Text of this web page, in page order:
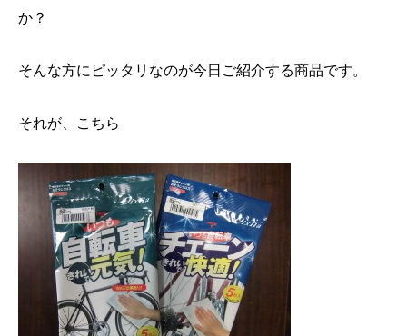
か？
そんな方にピッタリなのが今日ご紹介する商品です。
それが、こちら